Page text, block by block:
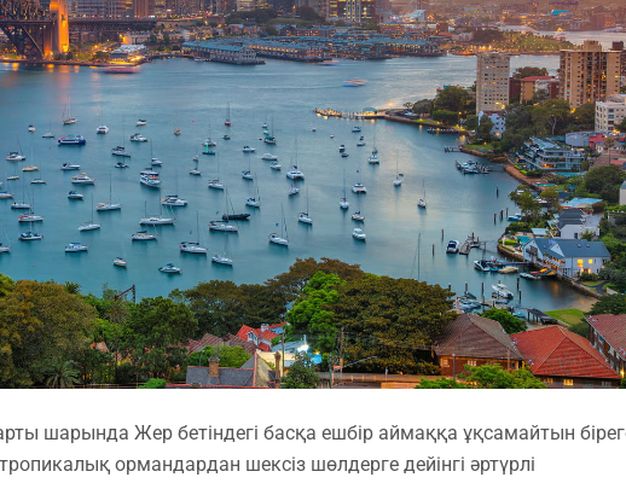
шарында Жер бетіндегі басқа ешбір аймаққа ұқсамайтын
ормандардан шексіз шөлдерге дейінгі әртүрлі